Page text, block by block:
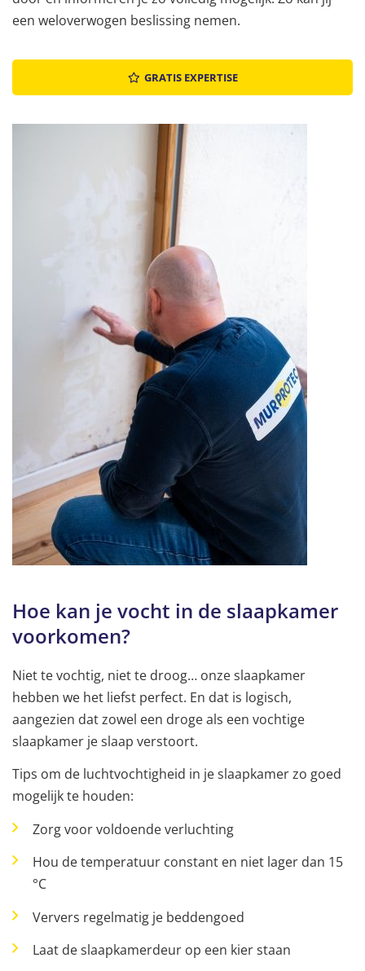
een weloverwogen beslissing nemen.
GRATIS EXPERTISE
Hoe kan je vocht in de slaapkamer
voorkomen?
Niet te vochtig, niet te droog… onze slaapkamer
hebben we het liefst perfect. En dat is logisch,
aangezien dat zowel een droge als een vochtige
slaapkamer je slaap verstoort.
Tips om de luchtvochtigheid in je slaapkamer zo goed
mogelijk te houden:
Zorg voor voldoende verluchting
Hou de temperatuur constant en niet lager dan 15
°C
Ververs regelmatig je beddengoed
Laat de slaapkamerdeur op een kier staan